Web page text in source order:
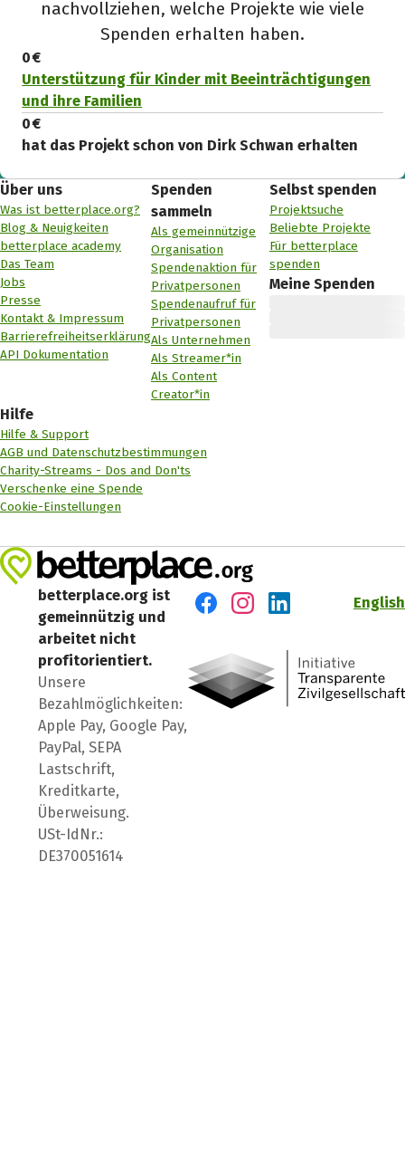
nachvollziehen, welche Projekte wie viele
Spenden erhalten haben.
0 €
Unterstützung für Kinder mit Beeinträchtigungen
und ihre Familien
0 €
hat das Projekt schon von Dirk Schwan erhalten
Über uns
Was ist betterplace.org?
Blog & Neuigkeiten
betterplace academy
Das Team
Jobs
Presse
Kontakt & Impressum
Barrierefreiheitserklärung
API Dokumentation
Spenden
sammeln
Als gemeinnützige
Organisation
Spendenaktion für
Privatpersonen
Spendenaufruf für
Privatpersonen
Als Unternehmen
Als Streamer*in
Als Content
Creator*in
Selbst spenden
Projektsuche
Beliebte Projekte
Für betterplace
spenden
Meine Spenden
Hilfe
Hilfe & Support
AGB und Datenschutzbestimmungen
Charity-Streams - Dos and Don'ts
Verschenke eine Spende
Cookie-Einstellungen
betterplace.org ist
gemeinnützig und
arbeitet nicht
profitorientiert.
Unsere
Bezahlmöglichkeiten:
Apple Pay, Google Pay,
PayPal, SEPA
Lastschrift,
Kreditkarte,
Überweisung.
USt-IdNr.:
DE370051614
English